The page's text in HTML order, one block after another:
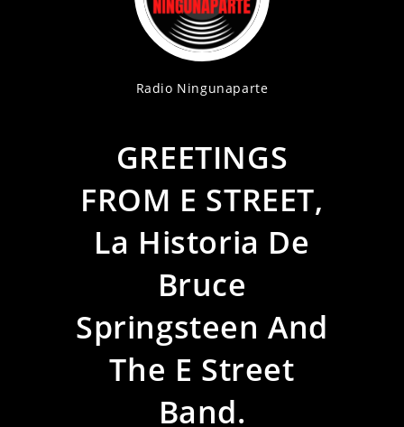
Radio Ningunaparte
GREETINGS
FROM E STREET,
La Historia De
Bruce
Springsteen And
The E Street
Band.